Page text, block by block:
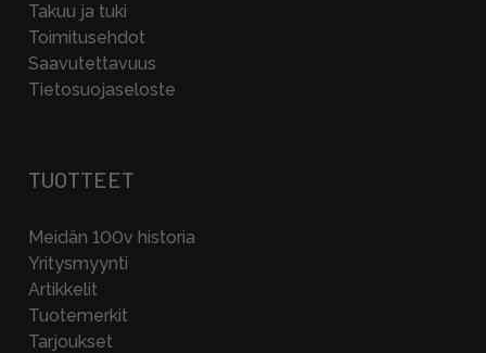
Takuu ja tuki
Toimitusehdot
Saavutettavuus
Tietosuojaseloste
TUOTTEET
Meidän 100v historia
Yritysmyynti
Artikkelit
Tuotemerkit
Tarjoukset